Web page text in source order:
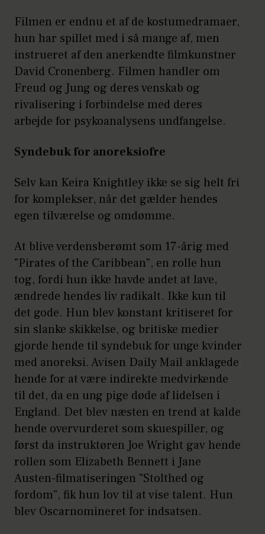
Filmen er endnu et af de kostumedramaer,
hun har spillet med i så mange af, men
instrueret af den anerkendte filmkunstner
David Cronenberg. Filmen handler om
Freud og Jung og deres venskab og
rivalisering i forbindelse med deres
arbejde for psykoanalysens undfangelse.
Syndebuk for anoreksiofre
Selv kan Keira Knightley ikke se sig helt fri
for komplekser, når det gælder hendes
egen tilværelse og omdømme.
At blive verdensberømt som 17-årig med
"Pirates of the Caribbean", en rolle hun
tog, fordi hun ikke havde andet at lave,
ændrede hendes liv radikalt. Ikke kun til
det gode. Hun blev konstant kritiseret for
sin slanke skikkelse, og britiske medier
gjorde hende til syndebuk for unge kvinder
med anoreksi. Avisen Daily Mail anklagede
hende for at være indirekte medvirkende
til det, da en ung pige døde af lidelsen i
England. Det blev næsten en trend at kalde
hende overvurderet som skuespiller, og
først da instruktøren Joe Wright gav hende
rollen som Elizabeth Bennett i Jane
Austen-filmatiseringen "Stolthed og
fordom", fik hun lov til at vise talent. Hun
blev Oscarnomineret for indsatsen.